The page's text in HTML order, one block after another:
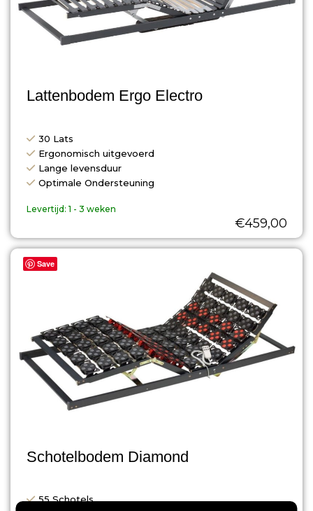
Lattenbodem Ergo Electro
30 Lats
Ergonomisch uitgevoerd
Lange levensduur
Optimale Ondersteuning
€459,00
Levertijd: 1 - 3 weken
Save
Schotelbodem Diamond
55 Schotels